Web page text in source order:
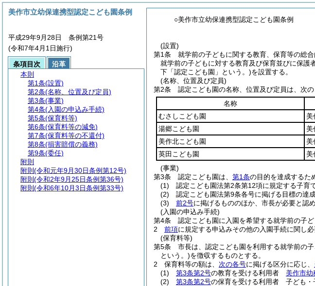
○美作市立幼保連携型認定こども園条例
(設置)
第1条
就学前の子どもに関する教育、保育等の総
就学前の子どもに対する教育及び保育並びに保護
下「認定こども園」という。)を設置する。
(名称、位置及び定員)
第2条
認定こども園の名称、位置及び定員は、次の
名称
むさしこども園
美
湯郷こども園
美
美作北こども園
美
英田こども園
美
(事業)
第3条
認定こども園は、 第1条の目的を達成するた
(1)
認定こども園法第2条第12項に規定する子育
(2)
認定こども園法第9条各号に掲げる目標の達
(3)
前2号に掲げるもののほか、市長が必要と認
(入園の申込み手続)
第4条
認定こども園に入園を希望する就学前の子
2
前項に規定する申込みその他の入園手続に関し
(保育料等)
第5条
市長は、認定こども園を利用する就学前の子
という。)を徴収するものとする。
2
保育料等の額は、 次の各号に掲げる区分に応じ、
(1)
第3条第2号の教育を受ける利用者 美作市幼
(2)
第3条第2号の保育を受ける利用者 子ども・
美作市立幼保連携型認定こども園条例
平成29年9月28日 条例第21号
(令和7年4月1日施行)
条項目次
沿革
本則
第1条(設置)
第2条(名称、位置及び定員)
第3条(事業)
第4条(入園の申込み手続)
第5条(保育料等)
第6条(保育料等の減免)
第7条(保育料等の不還付)
第8条(損害賠償の義務)
第9条(委任)
附則
附則 (令和元年9月30日条例第12号)
附則 (令和2年9月25日条例第36号)
附則 (令和6年10月3日条例第33号)